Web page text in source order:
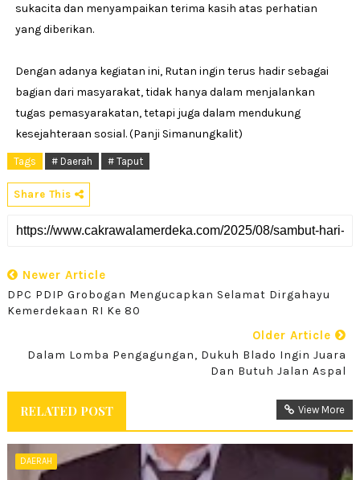
sukacita dan menyampaikan terima kasih atas perhatian
yang diberikan.
Dengan adanya kegiatan ini, Rutan ingin terus hadir sebagai
bagian dari masyarakat, tidak hanya dalam menjalankan
tugas pemasyarakatan, tetapi juga dalam mendukung
kesejahteraan sosial. (Panji Simanungkalit)
Tags # Daerah # Taput
Share This
Newer Article
DPC PDIP Grobogan Mengucapkan Selamat Dirgahayu
Kemerdekaan RI Ke 80
Older Article
Dalam Lomba Pengagungan, Dukuh Blado Ingin Juara
Dan Butuh Jalan Aspal
RELATED POST View More
DAERAH